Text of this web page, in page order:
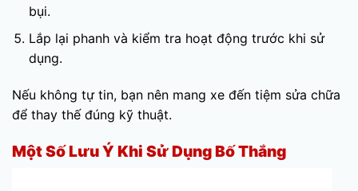
bụi.
Lắp lại phanh và kiểm tra hoạt động trước khi sử
dụng.
Nếu không tự tin, bạn nên mang xe đến tiệm sửa chữa
để thay thế đúng kỹ thuật.
Một Số Lưu Ý Khi Sử Dụng Bố Thắng